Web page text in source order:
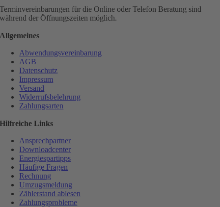
Terminvereinbarungen für die Online oder Telefon Beratung sind
während der Öffnungszeiten möglich.
Allgemeines
Abwendungsvereinbarung
AGB
Datenschutz
Impressum
Versand
Widerrufsbelehrung
Zahlungsarten
Hilfreiche Links
Ansprechpartner
Downloadcenter
Energiespartipps
Häufige Fragen
Rechnung
Umzugsmeldung
Zählerstand ablesen
Zahlungsprobleme